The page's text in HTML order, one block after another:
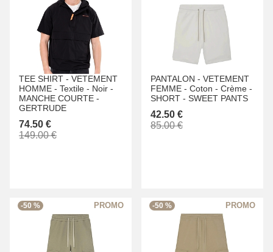
TEE SHIRT - VETEMENT
HOMME - Textile - Noir -
MANCHE COURTE -
GERTRUDE
74.50 €
149.00 €
PANTALON - VETEMENT
FEMME - Coton - Crème -
SHORT - SWEET PANTS
42.50 €
85.00 €
-50 % -50 %